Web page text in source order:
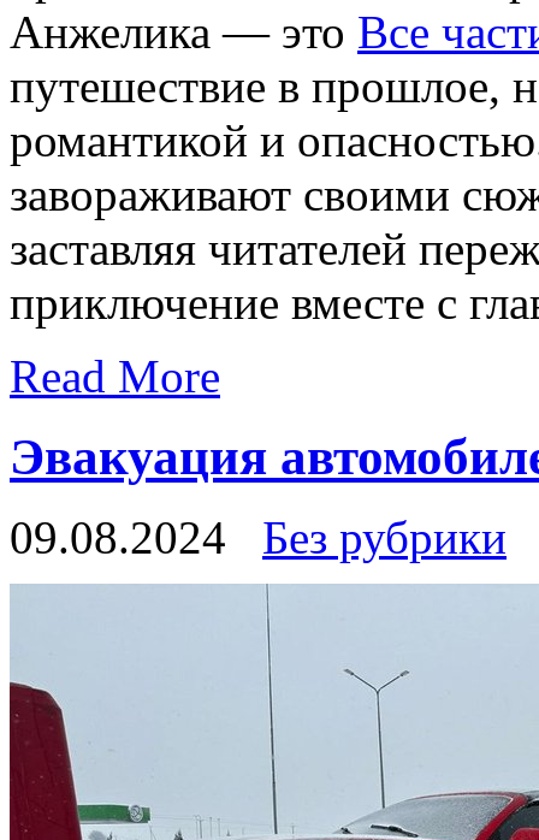
Анжелика — это Все
путешествие в прошлое,
романтикой и
завораживают своими
заставляя читателей
приключение вместе с
Read More
Эвакуация
09.08.2024 Без рубрики